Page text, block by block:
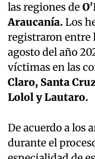
las regiones de
Araucanía. Los
registraron entre
agosto del año
víctimas en las
Claro, Santa
Lolol y Lautaro.
De acuerdo a los
durante el